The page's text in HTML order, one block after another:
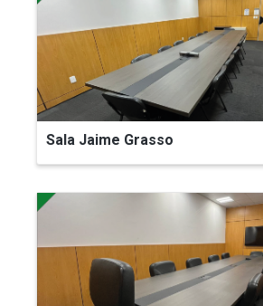
Sala Jaime Grasso